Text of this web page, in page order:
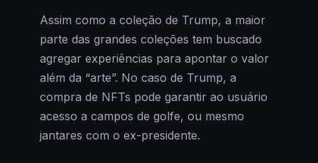
Assim como a coleção de Trump, a maior
parte das grandes coleções tem buscado
agregar experiências para apontar o valor
além da “arte”. No caso de Trump, a
compra de NFTs pode garantir ao usuário
acesso a campos de golfe, ou mesmo
jantares com o ex-presidente.